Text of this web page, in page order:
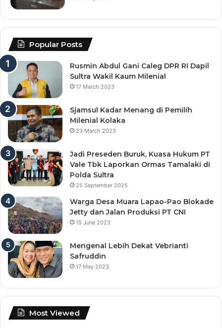
Popular Posts
Rusmin Abdul Gani Caleg DPR RI Dapil
Sultra Wakil Kaum Milenial
17 March 2023
Sjamsul Kadar Menang di Pemilih
Milenial Kolaka
23 March 2023
Jadi Preseden Buruk, Kuasa Hukum PT
Vale Tbk Laporkan Ormas Tamalaki di
Polda Sultra
25 September 2025
Warga Desa Muara Lapao-Pao Blokade
Jetty dan Jalan Produksi PT CNI
15 June 2023
Mengenal Lebih Dekat Vebrianti
Safruddin
17 May 2023
Most Viewed